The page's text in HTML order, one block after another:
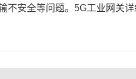
安全等问题。5G工业网关